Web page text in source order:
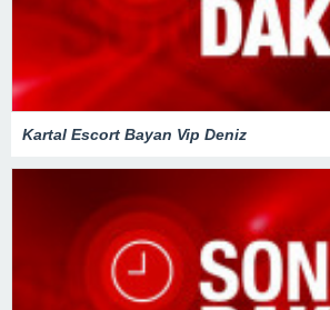
Kartal Escort Bayan Vip Deniz